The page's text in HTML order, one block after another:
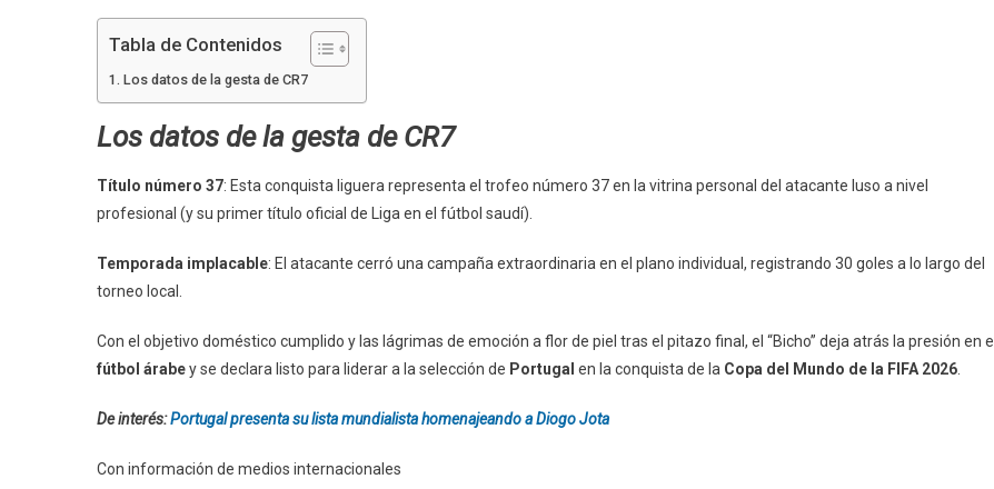
Tabla de Contenidos
Los datos de la gesta de CR7
Los datos de la gesta de CR7
Título número 37: Esta conquista liguera representa el trofeo número 37 en la vitrina personal del atacante luso a nivel
profesional (y su primer título oficial de Liga en el fútbol saudí).
Temporada implacable: El atacante cerró una campaña extraordinaria en el plano individual, registrando 30 goles a lo largo del
torneo local.
Con el objetivo doméstico cumplido y las lágrimas de emoción a flor de piel tras el pitazo final, el “Bicho” deja atrás la presión en el
fútbol árabey se declara listo para liderar a la selección de Portugal en la conquista de la Copa del Mundo de la FIFA 2026
De interés:Portugal presenta su lista mundialista homenajeando a Diogo Jota
Con información de medios internacionales